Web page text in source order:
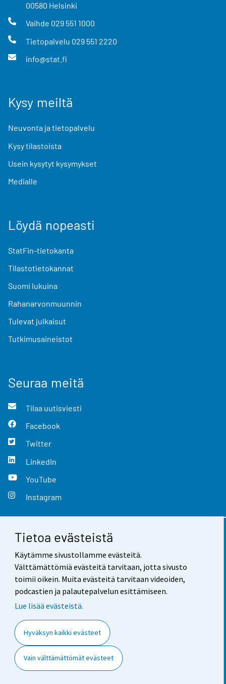
Tietoa evästeistä
Käytämme sivustollamme evästeitä.
Välttämättömiä evästeitä tarvitaan, jotta sivusto
toimii oikein. Muita evästeitä tarvitaan videoiden,
podcastien ja palautepalvelun esittämiseen.
Lue lisää evästeistä.
Hyväksyn kaikki evästeet
Vain välttämättömät evästeet
00580 Helsinki
Vaihde 029 551 1000
Tietopalvelu 029 551 2220
info@stat.fi
Kysy meiltä
Neuvonta ja tietopalvelu
Kysy tilastoista
Usein kysytyt kysymykset
Medialle
Löydä nopeasti
StatFin-tietokanta
Tilastotietokannat
Suomi lukuina
Rahanarvonmuunnin
Tulevat julkaisut
Tutkimusaineistot
Seuraa meitä
Tilaa uutisviesti
Facebook
Twitter
LinkedIn
YouTube
Instagram
Yhteystiedot
Palaute
Käyttöehdot
Saavutettavuus
Tietoa sivustosta
Evästeasetukset